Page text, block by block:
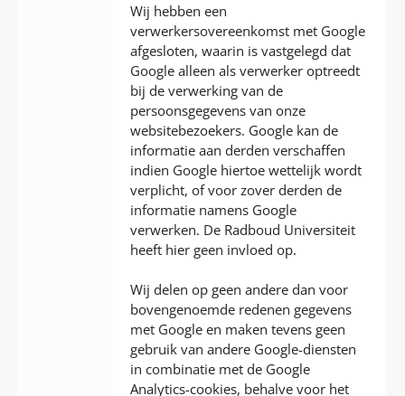
Wij hebben een
verwerkersovereenkomst met Google
afgesloten, waarin is vastgelegd dat
Google alleen als verwerker optreedt
bij de verwerking van de
persoonsgegevens van onze
websitebezoekers. Google kan de
informatie aan derden verschaffen
indien Google hiertoe wettelijk wordt
verplicht, of voor zover derden de
informatie namens Google
verwerken. De Radboud Universiteit
heeft hier geen invloed op.
Wij delen op geen andere dan voor
bovengenoemde redenen gegevens
met Google en maken tevens geen
gebruik van andere Google-diensten
in combinatie met de Google
Analytics-cookies, behalve voor het